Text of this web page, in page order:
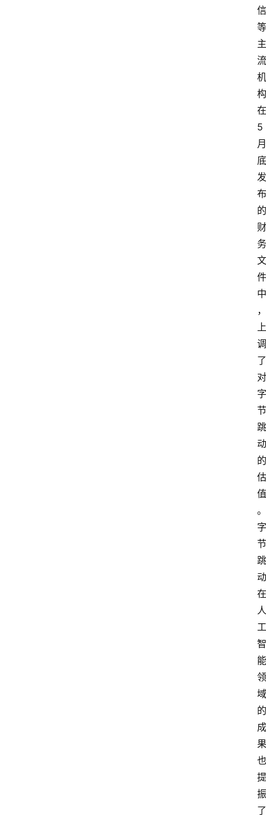
信
等
主
流
机
构
在
5
月
底
发
布
的
财
务
文
件
中
，
上
调
了
对
字
节
跳
动
的
估
值
。
字
节
跳
动
在
人
工
智
能
领
域
的
成
果
也
提
振
了